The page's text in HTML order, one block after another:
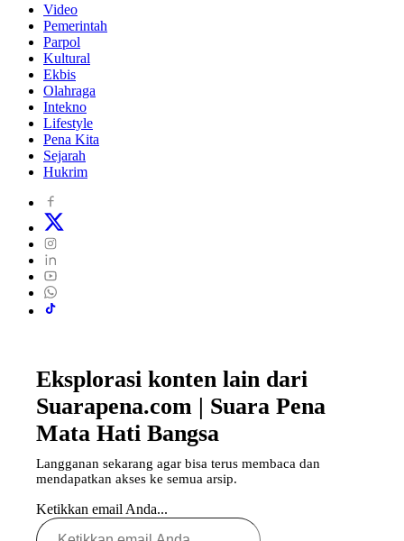
Video
Pemerintah
Parpol
Kultural
Ekbis
Olahraga
Intekno
Lifestyle
Pena Kita
Sejarah
Hukrim
Eksplorasi konten lain dari
Suarapena.com | Suara Pena
Mata Hati Bangsa
Langganan sekarang agar bisa terus membaca dan
mendapatkan akses ke semua arsip.
Ketikkan email Anda...